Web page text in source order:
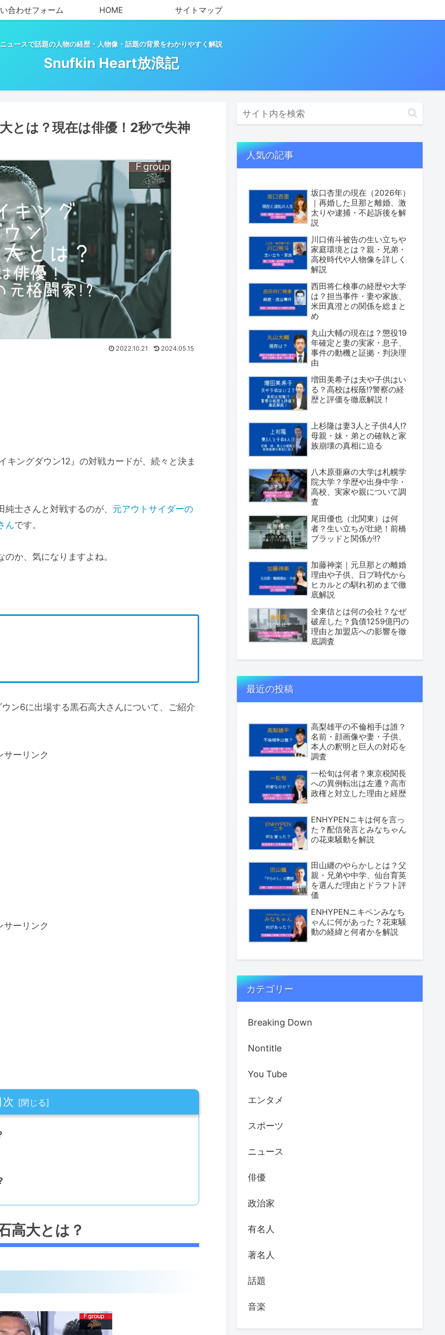
ニュースで話題の人物の経歴・人物像・話題の背景をわかりやすく解説
Snufkin Heart放浪記
合わせフォーム HOME サイトマップ
とは？現在は俳優！2秒で失神
2022.10.21 2024.05.15
ングダウン12』の対戦カードが、続々と決ま
士さんと対戦するのが、 元アウトサイダーの
んです。
のか、気になりますよね。
ン6に出場する黒石高大さんについて、ご紹介
サーリンク
サーリンク
次
高大とは？
人気の記事
坂口杏里の現在（2026年）
｜再婚した旦那と離婚、激
太りや逮捕・不起訴後を解
説
川口侑斗被告の生い立ちや
家庭環境とは？親・兄弟・
高校時代や人物像を詳しく
解説
西田将仁検事の経歴や大学
は？担当事件・妻や家族、
米田真澄との関係を総まと
め
丸山大輔の現在は？懲役19
年確定と妻の実家・息子、
事件の動機と証拠・判決理
由
増田美希子は夫や子供はい
る？高校は桜蔭!?警察の経
歴と評価を徹底解説！
上杉隆は妻3人と子供4人!?
母親・妹・弟との確執と家
族崩壊の真相に迫る
八木原亜麻の大学は札幌学
院大学？学歴や出身中学・
高校、実家や親について調
査
尾田優也（北関東）は何
者？生い立ちが壮絶！前橋
ブラッドと関係が!?
加藤神楽｜元旦那との離婚
理由や子供、日プ時代から
ヒカルとの馴れ初めまで徹
底解説
全東信とは何の会社？なぜ
破産した？負債1259億円の
理由と加盟店への影響を徹
底調査
最近の投稿
高梨雄平の不倫相手は誰？
名前・顔画像や妻・子供、
本人の釈明と巨人の対応を
調査
一松旬は何者？東京税関長
への異例転出は左遷？高市
政権と対立した理由と経歴
ENHYPENニキは何を言っ
た？配信発言とみなちゃん
の花束騒動を解説
田山纏のやらかしとは？父
親・兄弟や中学、仙台育英
を選んだ理由とドラフト評
価
ENHYPENニキペンみなち
ゃんに何があった？花束騒
動の経緯と何者かを解説
カテゴリー
Breaking Down
Nontitle
You Tube
エンタメ
スポーツ
ニュース
俳優
政治家
有名人
著名人
話題
音楽